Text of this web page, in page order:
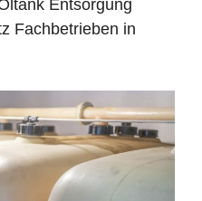
Entsorgung
Fachbetrieben in